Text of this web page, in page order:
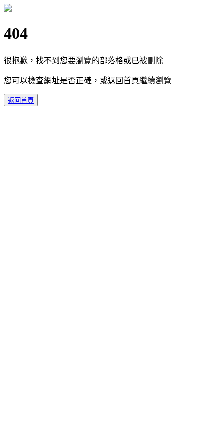
404
很抱歉，找不到您要瀏覽的部落格或已被刪除
您可以檢查網址是否正確，或返回首頁繼續瀏覽
返回首頁